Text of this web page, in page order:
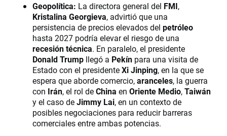
Geopolítica: La directora general del FMI,
Kristalina Georgieva, advirtió que una
persistencia de precios elevados del petróleo
hasta 2027 podría elevar el riesgo de una
recesión técnica. En paralelo, el presidente
Donald Trump llegó a Pekín para una visita de
Estado con el presidenteXi Jinping, en la que se
espera que aborde comercio,aranceles, la guerra
con Irán, el rol deChina en Oriente Medio,Taiwán
y el caso deJimmy Lai, en un contexto de
posibles negociaciones para reducir barreras
comerciales entre ambas potencias.